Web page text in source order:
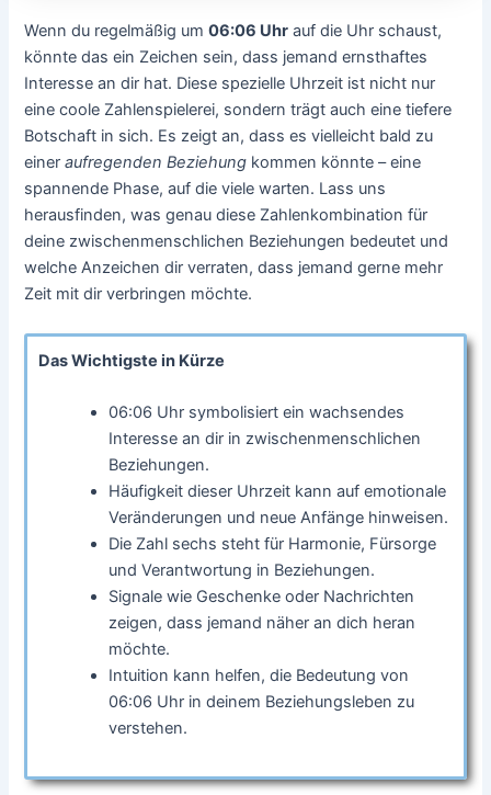
Wenn du regelmäßig um06:06 Uhr auf die Uhr schaust,
könnte das ein Zeichen sein, dass jemand ernsthaftes
Interesse an dir hat. Diese spezielle Uhrzeit ist nicht nur
eine coole Zahlenspielerei, sondern trägt auch eine tiefere
Botschaft in sich. Es zeigt an, dass es vielleicht bald zu
eineraufregenden Beziehung kommen könnte – eine
spannende Phase, auf die viele warten. Lass uns
herausfinden, was genau diese Zahlenkombination für
deine zwischenmenschlichen Beziehungen bedeutet und
welche Anzeichen dir verraten, dass jemand gerne mehr
Zeit mit dir verbringen möchte.
Das Wichtigste in Kürze
06:06 Uhr symbolisiert ein wachsendes
Interesse an dir in zwischenmenschlichen
Beziehungen.
Häufigkeit dieser Uhrzeit kann auf emotionale
Veränderungen und neue Anfänge hinweisen.
Die Zahl sechs steht für Harmonie, Fürsorge
und Verantwortung in Beziehungen.
Signale wie Geschenke oder Nachrichten
zeigen, dass jemand näher an dich heran
möchte.
Intuition kann helfen, die Bedeutung von
06:06 Uhr in deinem Beziehungsleben zu
verstehen.